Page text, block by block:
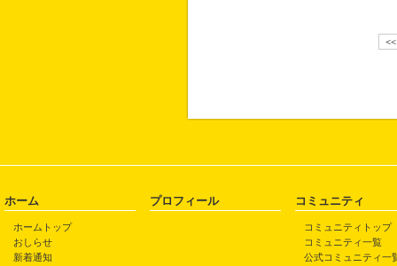
ホーム
ホームトップ
おしらせ
新着通知
プロフィール コミュニティ
コミュニティトップ
コミュニティ一覧
公式コミュニティ一